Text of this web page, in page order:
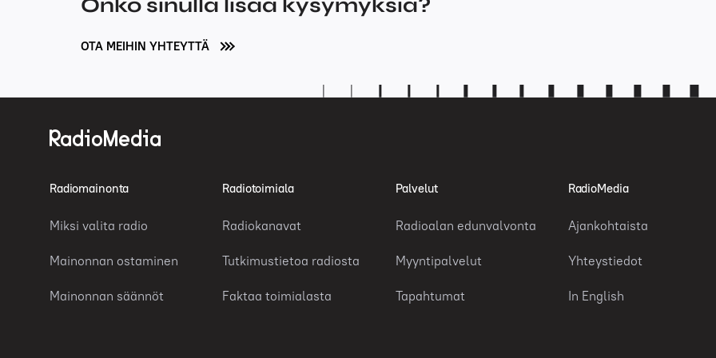
Onko sinulla lisää kysymyksiä?
OTA MEIHIN YHTEYTTÄ
Radiomainonta
Miksi valita radio
Mainonnan ostaminen
Mainonnan säännöt
Radiotoimiala
Radiokanavat
Tutkimustietoa radiosta
Faktaa toimialasta
Palvelut
Radioalan edunvalvonta
Myyntipalvelut
Tapahtumat
RadioMedia
Ajankohtaista
Yhteystiedot
In English